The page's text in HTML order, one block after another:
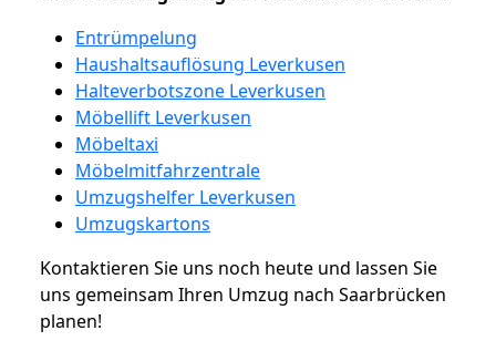
Entrümpelung
Haushaltsauflösung Leverkusen
Halteverbotszone Leverkusen
Möbellift Leverkusen
Möbeltaxi
Möbelmitfahrzentrale
Umzugshelfer Leverkusen
Umzugskartons
Kontaktieren Sie uns noch heute und lassen Sie
uns gemeinsam Ihren Umzug nach Saarbrücken
planen!